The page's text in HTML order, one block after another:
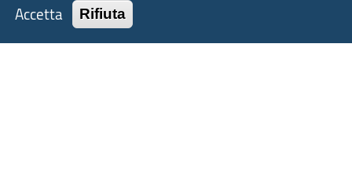
Tecnologie e Accessibilità
Accetta
Rifiuta